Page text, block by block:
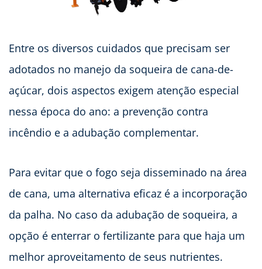
Entre os diversos cuidados que precisam ser
adotados no manejo da soqueira de cana-de-
açúcar, dois aspectos exigem atenção especial
nessa época do ano: a prevenção contra
incêndio e a adubação complementar.
Para evitar que o fogo seja disseminado na área
de cana, uma alternativa eficaz é a incorporação
da palha. No caso da adubação de soqueira, a
opção é enterrar o fertilizante para que haja um
melhor aproveitamento de seus nutrientes.